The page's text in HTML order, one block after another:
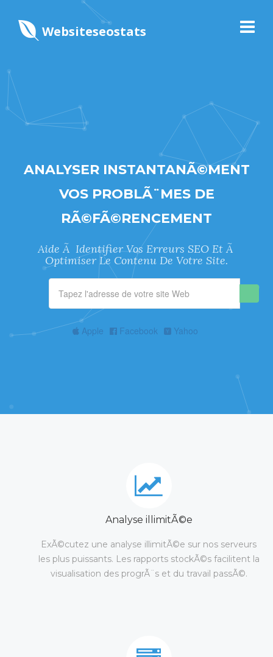
Websiteseostats
ANALYSER INSTANTANÃ©MENT
VOS PROBLÃ¨MES DE
RÃ©FÃ©RENCEMENT
Aide Ã Identifier Vos Erreurs SEO Et Ã
Optimiser Le Contenu De Votre Site.
Apple Facebook Yahoo
Analyse illimitÃ©e
ExÃ©cutez une analyse illimitÃ©e sur nos serveurs
les plus puissants. Les rapports stockÃ©s facilitent la
visualisation des progrÃ¨s et du travail passÃ©.